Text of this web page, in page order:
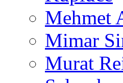
Mehmet
Mimar
Murat